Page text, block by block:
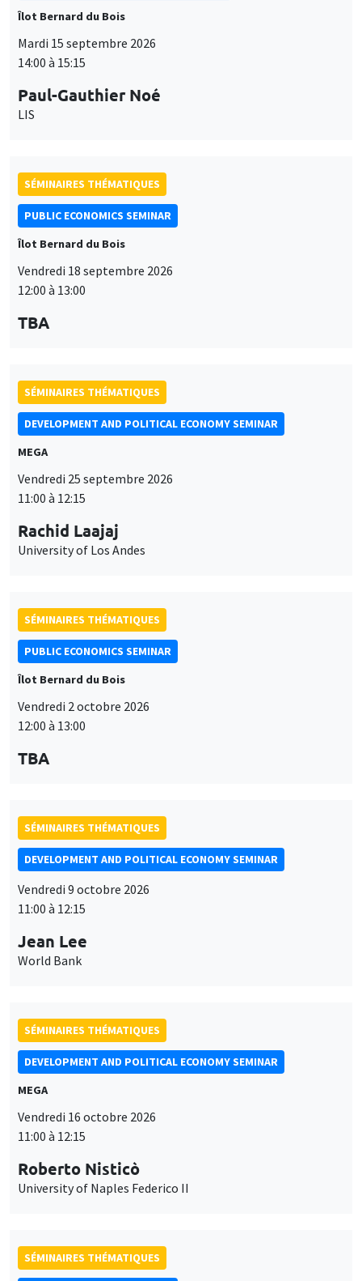
Îlot Bernard du Bois
Mardi 15 septembre 2026
14:00 à 15:15
Paul-Gauthier Noé
LIS
SÉMINAIRES THÉMATIQUES
PUBLIC ECONOMICS SEMINAR
Îlot Bernard du Bois
Vendredi 18 septembre 2026
12:00 à 13:00
TBA
SÉMINAIRES THÉMATIQUES
DEVELOPMENT AND POLITICAL ECONOMY SEMINAR
MEGA
Vendredi 25 septembre 2026
11:00 à 12:15
Rachid Laajaj
University of Los Andes
SÉMINAIRES THÉMATIQUES
PUBLIC ECONOMICS SEMINAR
Îlot Bernard du Bois
Vendredi 2 octobre 2026
12:00 à 13:00
TBA
SÉMINAIRES THÉMATIQUES
DEVELOPMENT AND POLITICAL ECONOMY SEMINAR
Vendredi 9 octobre 2026
11:00 à 12:15
Jean Lee
World Bank
SÉMINAIRES THÉMATIQUES
DEVELOPMENT AND POLITICAL ECONOMY SEMINAR
MEGA
Vendredi 16 octobre 2026
11:00 à 12:15
Roberto Nisticò
University of Naples Federico II
SÉMINAIRES THÉMATIQUES